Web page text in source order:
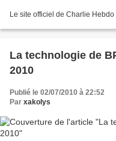
Le site officiel de Charlie Hebdo
La technologie de
2010
Publié le 02/07/2010 à 22:52
Par xakolys